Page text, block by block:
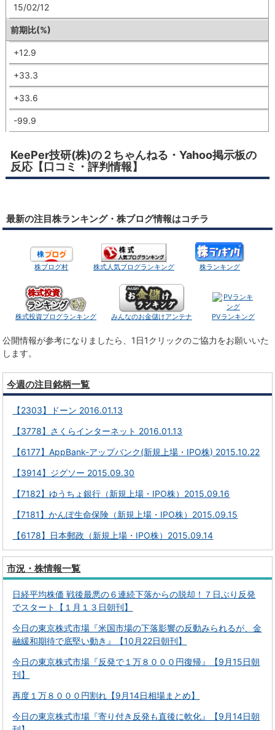
15/02/12
前期比(%)
+12.9
+33.3
+33.6
-99.9
KeePer技研(株)の２ちゃんねる・Yahoo掲示板の
反応【口コミ・評判情報】
最新の注目株ランキング・株ブログ情報はコチラ
株ブログ村 株式人気ブログランキング 株ランキング
株式投資ブログランキング みんなのお金儲けアンテナ PVランキング
公開情報が参考になりましたら、1日1クリックのご協力をお願いいた
します。
今週の注目銘柄一覧
【2303】ドーン 2016.01.13
【3778】さくらインターネット 2016.01.13
【6177】AppBank-アップバンク(新規上場・IPO株) 2015.10.22
【3914】ジグソー 2015.09.30
【7182】ゆうちょ銀行（新規上場・IPO株）2015.09.16
【7181】かんぽ生命保険（新規上場・IPO株）2015.09.15
【6178】日本郵政（新規上場・IPO株）2015.09.14
市況・株情報一覧
日経平均株価 戦後最悪の６連続下落からの脱却！７日ぶり反発
でスタート【１月１３日朝刊】
今日の東京株式市場『米国市場の下落影響の反動みられるが、金
融緩和期待で底堅い動き』【10月22日朝刊】
今日の東京株式市場『反発で１万８０００円復帰』【9月15日朝
刊】
再度１万８０００円割れ【9月14日相場まとめ】
今日の東京株式市場『寄り付き反発も直後に軟化』【9月14日朝